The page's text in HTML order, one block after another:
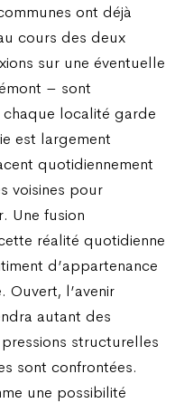
ont déjà
cours des deux
sur une éventuelle
– sont
localité garde
est largement
quotidiennement
voisines pour
Une fusion
réalité quotidienne
d’appartenance
Ouvert, l’avenir
autant des
structurelles
sont confrontées.
une possibilité